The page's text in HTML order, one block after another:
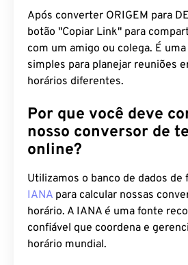
Após converter ORIGEM para
botão "Copiar Link" para
com um amigo ou colega. É
simples para planejar reuniões
horários diferentes.
Por que você deve
nosso conversor de
online?
Utilizamos o banco de dados de
IANA para calcular nossas
horário. A IANA é uma fonte
confiável que coordena e
horário mundial.